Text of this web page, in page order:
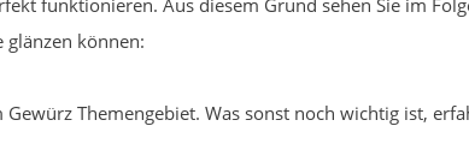
funktionieren. Aus diesem Grund sehen Sie im
glänzen können:
Themengebiet. Was sonst noch wichtig ist,